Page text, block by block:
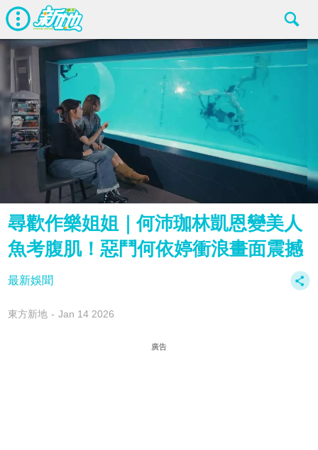
尋歡作樂姐姐｜何沛珈林凱恩變美人
魚考腹肌！惡鬥何依婷衝浪畫面震撼
最新娛聞
東方新地 Jan 14 2026
廣告